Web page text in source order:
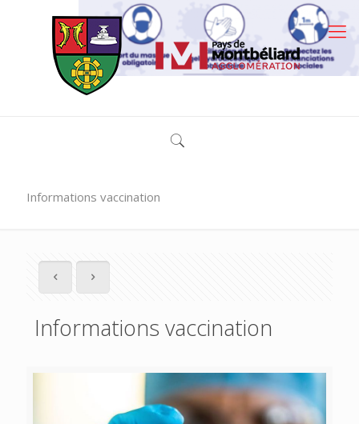
Informations vaccination
Informations vaccination